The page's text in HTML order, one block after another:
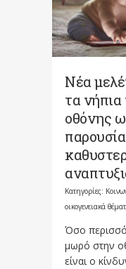
Νέα
τα νήπια
οθόνης
Κατηγορίες:
οικογενειακά
Όσο
μωρό στην
είναι ο